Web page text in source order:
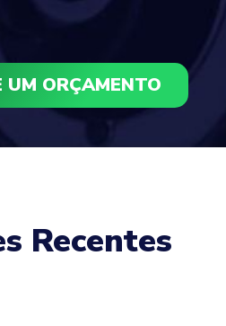
UM ORÇAMENTO
Recentes